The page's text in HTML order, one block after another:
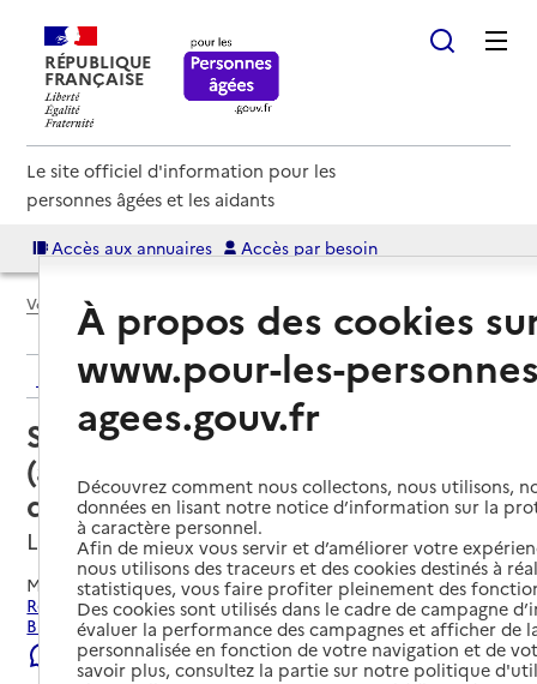
RÉPUBLIQUE
FRANÇAISE
Le site officiel d'information pour les
personnes âgées et les aidants
Accès aux annuaires Accès par besoin
Voir le fil d’Ariane
Retour aux résultats de l'annuaire
Service autonomie à domicile
(aide) – Services du CIAS Vallée
de l'Homme
Le Bugue, DORDOGNE
Mis à jour le22/07/2026
Rechercher les établissements et services autour de Le
Bugue.
Signaler une erreur
À propos des cookies
www.pour-les-
agees.gouv.fr
Découvrez comment nous collectons, nous utilisons,
données en lisant notre notice d’information sur la
à caractère personnel.
Afin de mieux vous servir et d’améliorer votre
nous utilisons des traceurs et des cookies destinés à
statistiques, vous faire profiter pleinement des
Des cookies sont utilisés dans le cadre de campagne
évaluer la performance des campagnes et afficher de
personnalisée en fonction de votre navigation et de
savoir plus, consultez la partie sur notre politique